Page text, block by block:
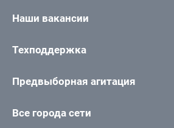
Наши вакансии
Техподдержка
Предвыборная агитация
Все города сети